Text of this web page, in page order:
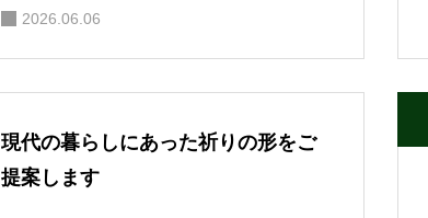
2026.06.06
現代の暮らしにあった祈りの形をご
提案します